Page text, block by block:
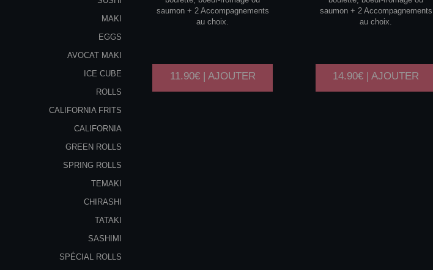
MAKI
EGGS
AVOCAT MAKI
ICE CUBE
ROLLS
CALIFORNIA FRITS
CALIFORNIA
GREEN ROLLS
SPRING ROLLS
TEMAKI
CHIRASHI
TATAKI
SASHIMI
SPÉCIAL ROLLS
saumon + 2 Accompagnements
au choix.
11.90€ | AJOUTER
saumon + 2 Accompagnements
au choix.
14.90€ | AJOUTER